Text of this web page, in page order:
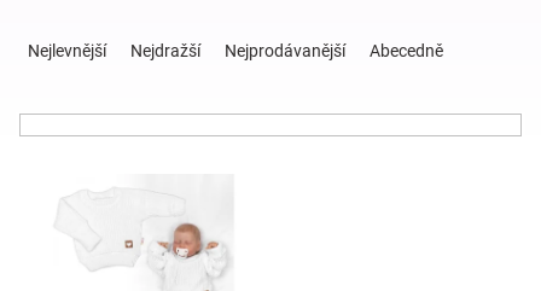
výbava
Hračky
Nejlevnější Nejdražší Nejprodávanější Abecedně